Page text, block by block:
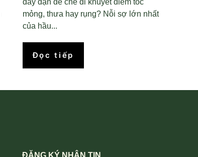
dày dặn để che đi khuyết điểm tóc
mỏng, thưa hay rụng? Nỗi sợ lớn nhất
của hầu...
Đọc tiếp